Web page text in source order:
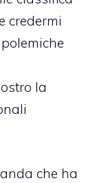
credermi
la
che ha